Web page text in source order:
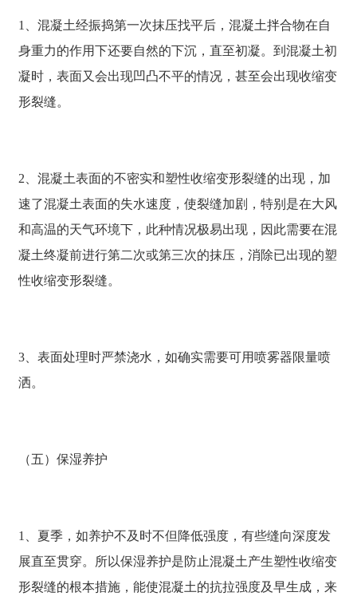
1、混凝土经振捣第一次抹压找平后，混凝土拌合物在自
身重力的作用下还要自然的下沉，直至初凝。到混凝土初
凝时，表面又会出现凹凸不平的情况，甚至会出现收缩变
形裂缝。
2、混凝土表面的不密实和塑性收缩变形裂缝的出现，加
速了混凝土表面的失水速度，使裂缝加剧，特别是在大风
和高温的天气环境下，此种情况极易出现，因此需要在混
凝土终凝前进行第二次或第三次的抹压，消除已出现的塑
性收缩变形裂缝。
3、表面处理时严禁浇水，如确实需要可用喷雾器限量喷
洒。
（五）保湿养护
1、夏季，如养护不及时不但降低强度，有些缝向深度发
展直至贯穿。所以保湿养护是防止混凝土产生塑性收缩变
形裂缝的根本措施，能使混凝土的抗拉强度及早生成，来